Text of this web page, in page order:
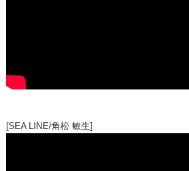
[SEA LINE/角松 敏生]